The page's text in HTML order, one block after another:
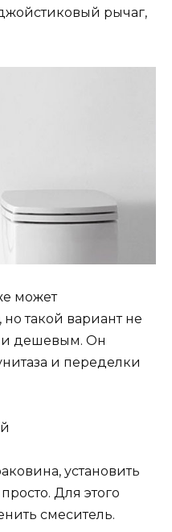
рычаг,
может
но такой вариант не
и дешевым. Он
и переделки
установить
Для этого
смеситель.